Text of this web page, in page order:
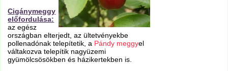
Cigánymeggy
előfordulása:
az egész
országban elterjedt, az ültetvényekbe
pollenadónak telepítetik, a Pándy meggyel
váltakozva telepítik nagyüzemi
gyümölcsösökben és házikertekben is.